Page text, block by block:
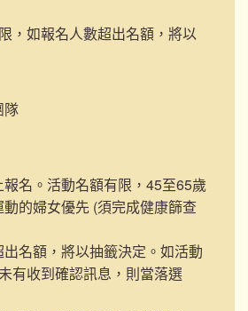
，如報名人數超出名額，將以
隊
報名。活動名額有限，45至65歲
的婦女優先 (須完成健康篩查
名額，將以抽籤決定。如活動
有收到確認訊息，則當落選